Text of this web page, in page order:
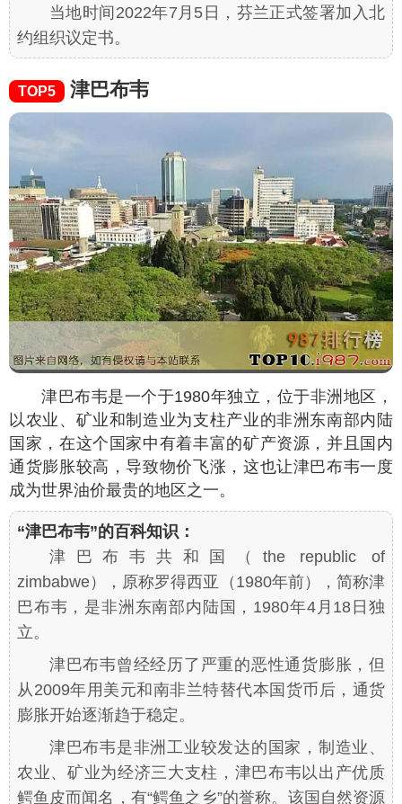
当地时间2022年7月5日，芬兰正式签署加入北
约组织议定书。
TOP5 津巴布韦
津巴布韦是一个于1980年独立，位于非洲地区，
以农业、矿业和制造业为支柱产业的非洲东南部内陆
国家，在这个国家中有着丰富的矿产资源，并且国内
通货膨胀较高，导致物价飞涨，这也让津巴布韦一度
成为世界油价最贵的地区之一。
“津巴布韦”的百科知识：
津巴布韦共和国（the republic of
zimbabwe），原称罗得西亚（1980年前），简称津
巴布韦，是非洲东南部内陆国，1980年4月18日独
立。
津巴布韦曾经经历了严重的恶性通货膨胀，但
从2009年用美元和南非兰特替代本国货币后，通货
膨胀开始逐渐趋于稳定。
津巴布韦是非洲工业较发达的国家，制造业、
农业、矿业为经济三大支柱，津巴布韦以出产优质
鳄鱼皮而闻名，有“鳄鱼之乡”的誉称。该国自然资源